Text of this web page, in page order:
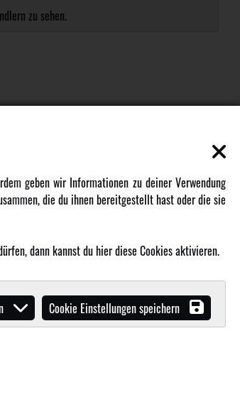
zu sehen.
AMXRacing - Qualitäts RC-Zubehör
Malinos - Die kreative Seite von
Werden Sie Amewi Händler
Amewi B2B-Shop
geben wir Informationen zu deiner Verwendung
die du ihnen bereitgestellt hast oder die sie
dann kannst du hier diese Cookies aktivieren.
Cookie Einstellungen speichern